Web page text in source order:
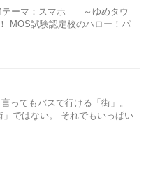
テーマ：スマホ ～ゆめタウ
MOS試験認定校のハロー！パ
ってもバスで行ける「街」。
ではない。 それでもいっぱい